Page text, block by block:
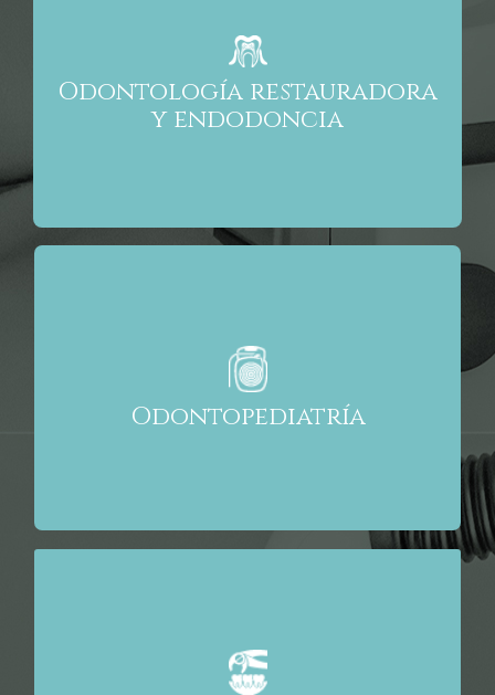
Odontología restauradora
y endodoncia
mantener, siempre que sea posible, tus dientes.
Nuestra filosofía de trabajo es ser conservadores
y practicar “una odontología mínimamente
invasiva”
Odontopediatría
dependerá la salud oral del adulto.
– Diagnóstico precoz y profilaxis: revisiones,
– Tratamientos conservadores: obturaciones,
nuestras instalaciones, para tu comodidad y
tranquilidad.